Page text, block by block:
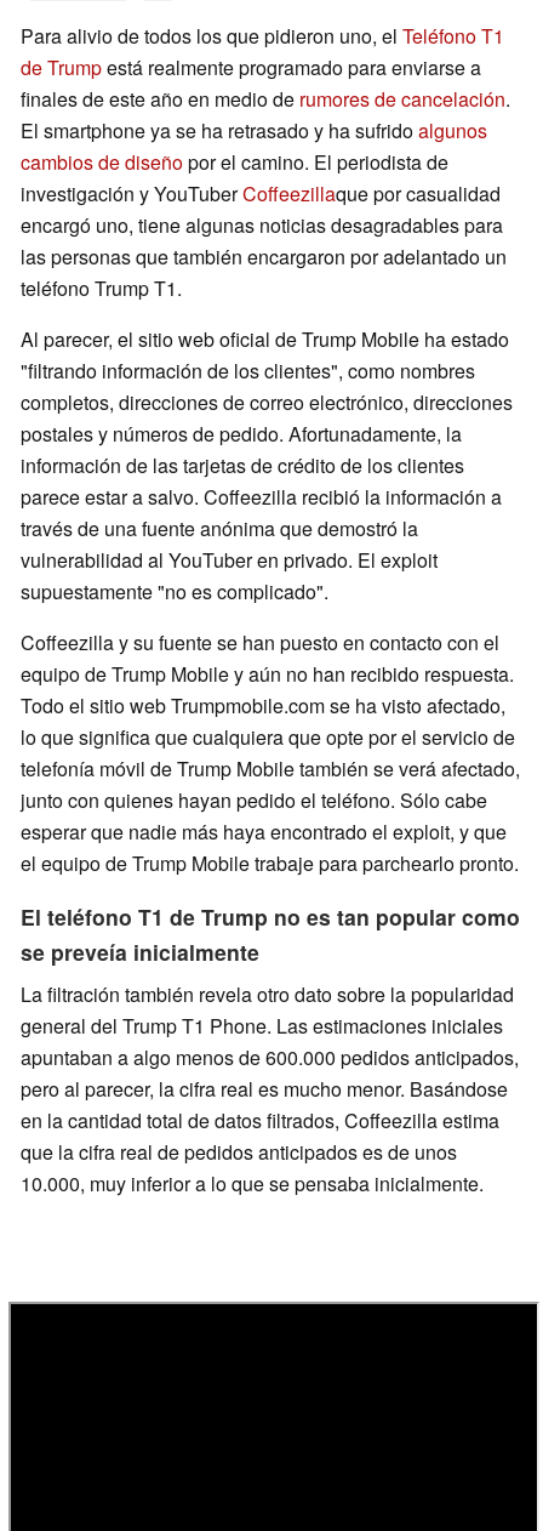
Para alivio de todos los que pidieron uno, el Teléfono T1
de Trumpestá realmente programado para enviarse a
finales de este año en medio de rumores de cancelación.
El smartphone ya se ha retrasado y ha sufridoalgunos
cambios de diseñopor el camino. El periodista de
investigación y YouTuberCoffeezillaque por casualidad
encargó uno, tiene algunas noticias desagradables para
las personas que también encargaron por adelantado un
teléfono Trump T1.
Al parecer, el sitio web oficial de Trump Mobile ha estado
"filtrando información de los clientes", como nombres
completos, direcciones de correo electrónico, direcciones
postales y números de pedido. Afortunadamente, la
información de las tarjetas de crédito de los clientes
parece estar a salvo. Coffeezilla recibió la información a
través de una fuente anónima que demostró la
vulnerabilidad al YouTuber en privado. El exploit
supuestamente "no es complicado".
Coffeezilla y su fuente se han puesto en contacto con el
equipo de Trump Mobile y aún no han recibido respuesta.
Todo el sitio web Trumpmobile.com se ha visto afectado,
lo que significa que cualquiera que opte por el servicio de
telefonía móvil de Trump Mobile también se verá afectado,
junto con quienes hayan pedido el teléfono. Sólo cabe
esperar que nadie más haya encontrado el exploit, y que
el equipo de Trump Mobile trabaje para parchearlo pronto.
El teléfono T1 de Trump no es tan popular como
se preveía inicialmente
La filtración también revela otro dato sobre la popularidad
general del Trump T1 Phone. Las estimaciones iniciales
apuntaban a algo menos de 600.000 pedidos anticipados,
pero al parecer, la cifra real es mucho menor. Basándose
en la cantidad total de datos filtrados, Coffeezilla estima
que la cifra real de pedidos anticipados es de unos
10.000, muy inferior a lo que se pensaba inicialmente.